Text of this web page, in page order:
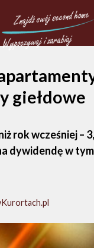
giełdowe
rok wcześniej –
dywidendę w tym